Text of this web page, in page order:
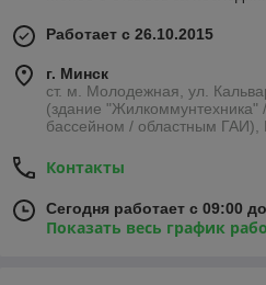
Работает с 26.10.2015
г. Минск
ст. м. Молодежная, ул.
(здание "Жилкоммунтехника"
бассейном / областным ГАИ),
Контакты
Сегодня работает с 09:00
Показать весь график